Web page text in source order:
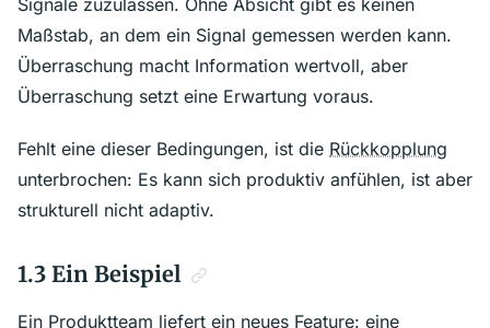
Signale zuzulassen. Ohne Absicht gibt es keinen
Maßstab, an dem ein Signal gemessen werden kann.
Überraschung macht Information wertvoll, aber
Überraschung setzt eine Erwartung voraus.
Fehlt eine dieser Bedingungen, ist die Rückkopplung
unterbrochen: Es kann sich produktiv anfühlen, ist aber
strukturell nicht adaptiv.
1.3 Ein Beispiel
Ein Produktteam liefert ein neues Feature: eine